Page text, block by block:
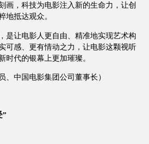
画，科技为电影注入新的生命力，让创
地抵达观众。
是让电影人更自由、精准地实现艺术构
可感、更有情动之力，让电影这颗视听
时代的银幕上更加璀璨。
、中国电影集团公司董事长）
”